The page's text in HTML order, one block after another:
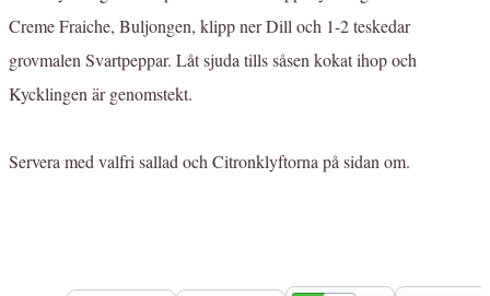
Creme Fraiche, Buljongen, klipp ner Dill och 1-2 teskedar
grovmalen Svartpeppar. Låt sjuda tills såsen kokat ihop och
Kycklingen är genomstekt.
Servera med valfri sallad och Citronklyftorna på sidan om.